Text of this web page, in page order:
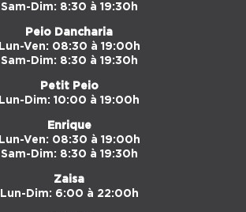
Sam-Dim: 8:30 à 19:30h
Peio Dancharia
Lun-Ven: 08:30 à 19:00h
Sam-Dim: 8:30 à 19:30h
Petit Peio
Lun-Dim: 10:00 à 19:00h
Enrique
Lun-Ven: 08:30 à 19:00h
Sam-Dim: 8:30 à 19:30h
Zaisa
Lun-Dim: 6:00 à 22:00h